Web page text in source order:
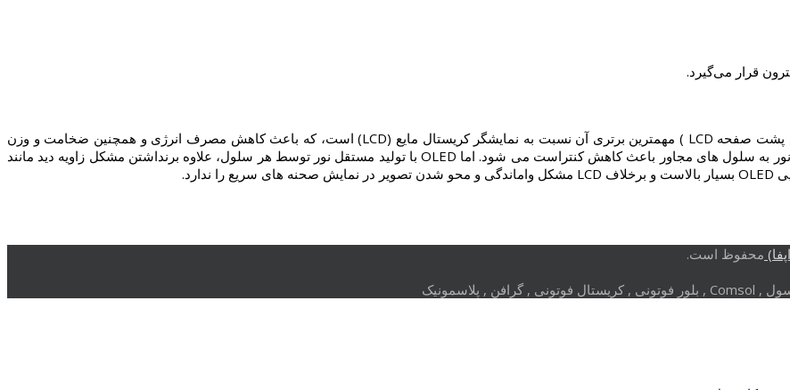
قرار می‌گیرد.
ساطع کردن نور در OLED و عدم احتیاج به BACKLIGHTING (منبع نوری پشت صفحه LCD ) مهمترین برتری آن نسبت به نمایشگر کریستال مایع (LCD) است، که باعث کاهش مصرف انرژی و همچنین ضخامت و وزن
کمتر OLED شده است. لایه LCD شدت نور پس زمینه را گرفته و با نشت نور به سلول های مجاور باعث کاهش کنتراست می شود. اما OLED با تولید مستقل نور توسط هر سلول، علاوه برنداشتن مشکل زاویه دید مانند
محفوظ است.